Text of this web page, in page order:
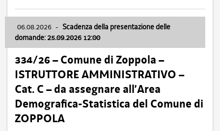
06.08.2026 - Scadenza della presentazione delle
domande: 25.09.2026 12:00
334/26 – Comune di Zoppola –
ISTRUTTORE AMMINISTRATIVO –
Cat. C – da assegnare all’Area
Demografica-Statistica del Comune di
ZOPPOLA